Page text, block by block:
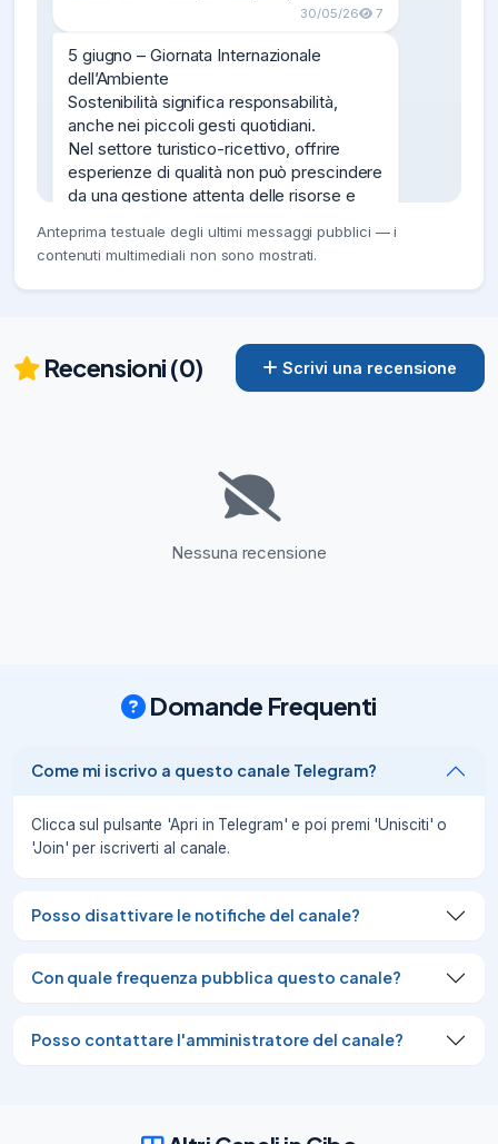
30/05/26 7
5 giugno – Giornata Internazionale
dell’Ambiente
Sostenibilità significa responsabilità,
anche nei piccoli gesti quotidiani.
Nel settore turistico-ricettivo, offrire
esperienze di qualità non può prescindere
da una gestione attenta delle risorse e
ambientale.
Io Bevo nasce con questo obiettivo:
aiutare le strutture turistiche a distribuire
5 giugno – Giornata Internazionale
Nel settore turistico-ricettivo, offrire
esperienze di qualità non può prescindere
da una gestione attenta delle risorse e
dall’impegno per ridurre l’impatto
Nasce ARMONIA, il nuovo format di Io
Bevo dedicato alle acque funzionali per
Un progetto pensato per offrire
con soluzioni arricchite da sali minerali e
vitamine, studiate per rispondere a
peso.
Con ARMONIA portiamo nel mondo del
17/06/26 6
giornata di EcoForum 2026, intervenendo
Anteprima testuale degli ultimi messaggi pubblici — i
contenuti multimediali non sono mostrati.
Recensioni (0) Scrivi una recensione
Nessuna recensione
Domande Frequenti
Come mi iscrivo a questo canale Telegram?
Clicca sul pulsante 'Apri in Telegram' e poi premi 'Unisciti' o
'Join' per iscriverti al canale.
Posso disattivare le notifiche del canale?
Con quale frequenza pubblica questo canale?
Posso contattare l'amministratore del canale?